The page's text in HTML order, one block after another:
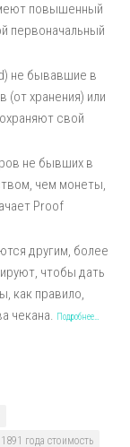
повышенный
первоначальный
не бывавшие в
хранения) или
свой
не бывших в
чем монеты,
Proof
другим, более
чтобы дать
как правило,
чекана. Подробнее…
года стоимость